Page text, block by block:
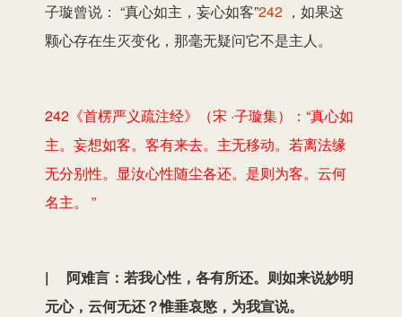
子璇曾说： “真心如主，妄心如客”242 ，如果这
颗心存在生灭变化，那毫无疑问它不是主人。
242《首楞严义疏注经》（宋 ·子璇集）：“真心如
主。妄想如客。客有来去。主无移动。若离法缘
无分别性。显汝心性随尘各还。是则为客。云何
名主。 ”
| 阿难言：若我心性，各有所还。则如来说妙明
元心，云何无还？惟垂哀愍，为我宣说。